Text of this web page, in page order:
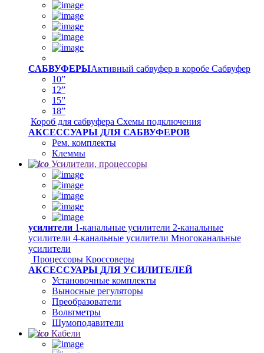
САБВУФЕРЫАктивный сабвуфер в коробе Сабвуфер
10”
12”
15”
18”
Короб для сабвуфера Схемы подключения
АКСЕССУАРЫ ДЛЯ САБВУФЕРОВ
Рем. комплекты
Клеммы
Усилители, процессоры
усилители 1-канальные усилители 2-канальные
усилители 4-канальные усилители Многоканальные
усилители
Процессоры Кроссоверы
АКСЕССУАРЫ ДЛЯ УСИЛИТЕЛЕЙ
Установочные комплекты
Выносные регуляторы
Преобразователи
Вольтметры
Шумоподавители
Кабели